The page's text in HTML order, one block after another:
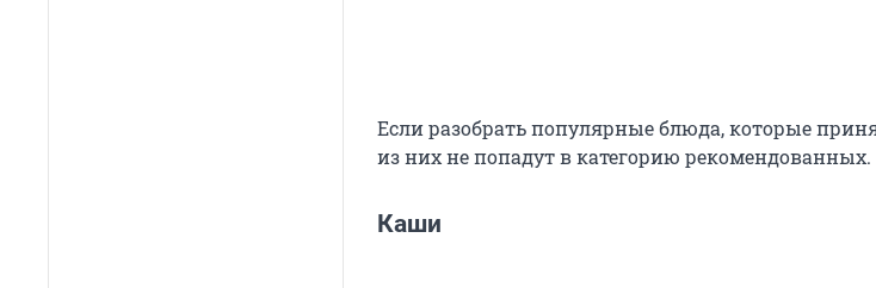
Если разобрать популярные блюда, которые
из них не попадут в категорию рекомендованных.
Каши